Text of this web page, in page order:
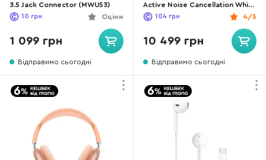
3.5 Jack Connector (MWU53)
Оціни
10 грн
1 099 грн
Відправимо сьогодні
Active Noise Cancellation White
(MXP93)
4/5
104 грн
10 499 грн
Відправимо сьогодні